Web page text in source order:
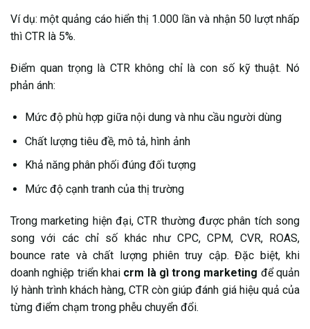
Ví dụ: một quảng cáo hiển thị 1.000 lần và nhận 50 lượt nhấp
thì CTR là 5%.
Điểm quan trọng là CTR không chỉ là con số kỹ thuật. Nó
phản ánh:
Mức độ phù hợp giữa nội dung và nhu cầu người dùng
Chất lượng tiêu đề, mô tả, hình ảnh
Khả năng phân phối đúng đối tượng
Mức độ cạnh tranh của thị trường
Trong marketing hiện đại, CTR thường được phân tích song
song với các chỉ số khác như CPC, CPM, CVR, ROAS,
bounce rate và chất lượng phiên truy cập. Đặc biệt, khi
doanh nghiệp triển khai crm là gì trong marketing để quản
lý hành trình khách hàng, CTR còn giúp đánh giá hiệu quả của
từng điểm chạm trong phễu chuyển đổi.